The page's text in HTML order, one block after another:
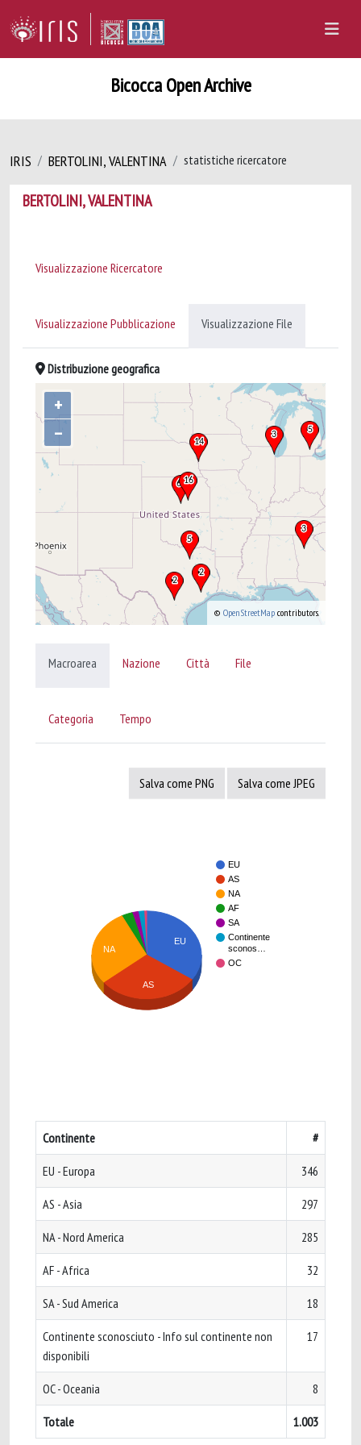
Bicocca Open Archive
IRIS BERTOLINI, VALENTINA statistiche ricercatore
BERTOLINI, VALENTINA
Visualizzazione Ricercatore
Visualizzazione Pubblicazione Visualizzazione File
Distribuzione geografica
+
–
© OpenStreetMap contributors.
Macroarea Nazione Città File
Categoria Tempo
Salva come PNG Salva come JPEG
EU
AS
NA
AF
SA
Continente
sconos…
OC
EU
NA
AS
Continente #
EU - Europa 346
AS - Asia 297
NA - Nord America 285
AF - Africa 32
SA - Sud America 18
Continente sconosciuto - Info sul continente non
disponibili
17
OC - Oceania 8
Totale 1.003